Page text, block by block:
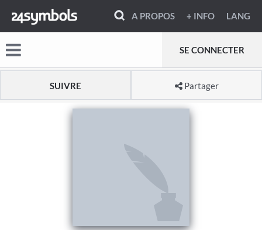
A PROPOS + INFO LANG
SE CONNECTER
SUIVRE Partager